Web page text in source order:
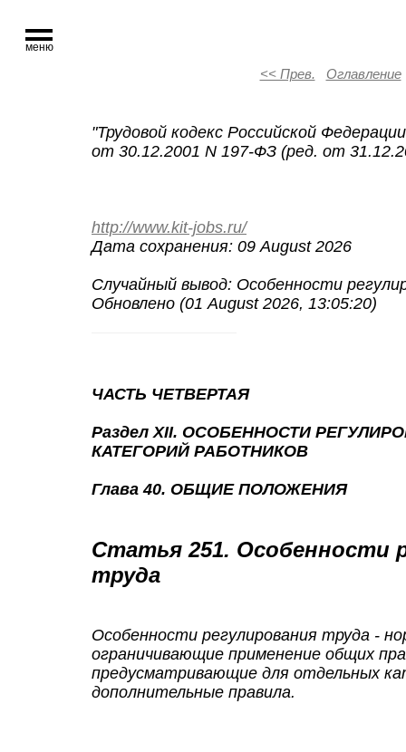
<< Прев. Оглавление
"Трудовой кодекс Российской Федерации
от 30.12.2001 N 197-ФЗ (ред. от
http://www.kit-jobs.ru/
Дата сохранения: 09 August 2026
Случайный вывод: Особенности
Обновлено (01 August 2026, 13:05:20)
ЧАСТЬ ЧЕТВЕРТАЯ
Раздел XII. ОСОБЕННОСТИ
КАТЕГОРИЙ РАБОТНИКОВ
Глава 40. ОБЩИЕ ПОЛОЖЕНИЯ
Статья 251. Особенности
труда
Особенности регулирования труда -
ограничивающие применение общих
предусматривающие для отдельных
дополнительные правила.
меню